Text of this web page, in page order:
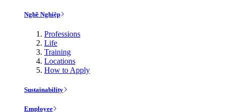
Nghề Nghiệp
Professions
Life
Training
Locations
How to Apply
Sustainability
Employee